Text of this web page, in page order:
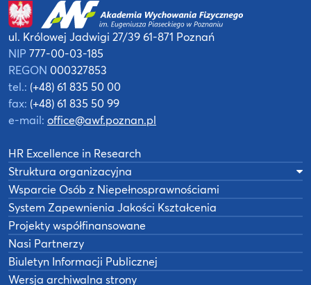
ul. Królowej Jadwigi 27/3961-871 Poznań
NIP 777-00-03-185
REGON 000327853
tel.: (+48) 61 835 50 00
fax: (+48) 61 835 50 99
e-mail: office@awf.poznan.pl
HR Excellence in Research
Struktura organizacyjna
Wsparcie Osób z Niepełnosprawnościami
System Zapewnienia Jakości Kształcenia
Projekty współfinansowane
Nasi Partnerzy
Biuletyn Informacji Publicznej
Wersja archiwalna strony